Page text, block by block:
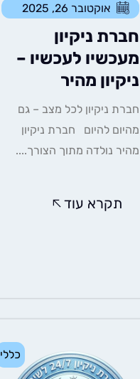
אוקטובר 26, 2025
חברת ניקיון
מעכשיו לעכשיו –
ניקיון מהיר
חברת ניקיון לכל מצב – גם
מהיום להיום חברת ניקיון
מהיר נולדה מתוך הצורך....
תקרא עוד
כללי